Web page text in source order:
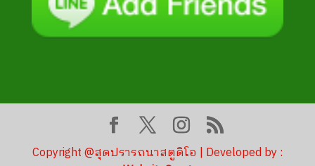
Copyright @สุดปรารถนาสตูดิโอ | Developed by :